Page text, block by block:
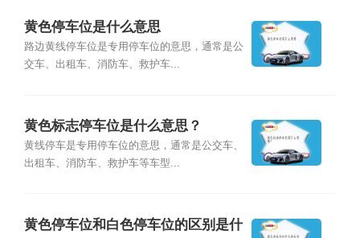
黄色停车位是什么意思
路边黄线停车位是专用停车位的意思，通常是公
交车、出租车、消防车、救护车...
黄色标志停车位是什么意思？
黄线停车是专用停车位的意思，通常是公交车、
出租车、消防车、救护车等车型...
黄色停车位和白色停车位的区别是什